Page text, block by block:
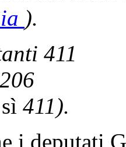
).
411
sì 411).
i deputati